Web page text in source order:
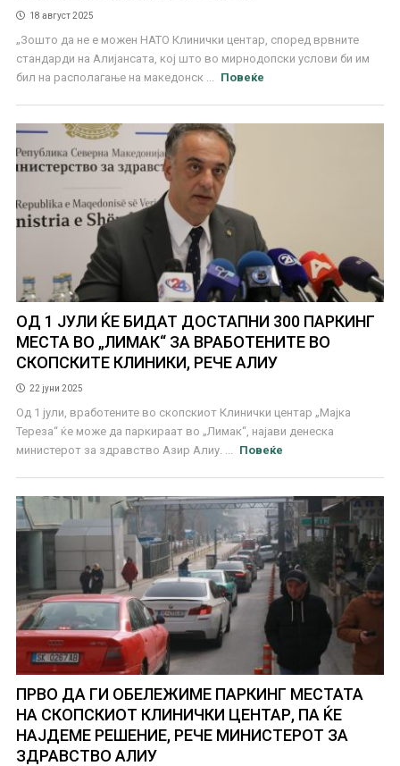
18 август 2025
„Зошто да не е можен НАТО Клинички центар, според врвните
стандарди на Алијансата, кој што во мирнодопски услови би им
бил на располагање на македонск ...
Повеќе
ОД 1 ЈУЛИ ЌЕ БИДАТ ДОСТАПНИ 300 ПАРКИНГ
МЕСТА ВО „ЛИМАК“ ЗА ВРАБОТЕНИТЕ ВО
СКОПСКИТЕ КЛИНИКИ, РЕЧЕ АЛИУ
22 јуни 2025
Од 1 јули, вработените во скопскиот Клинички центар „Мајка
Тереза“ ќе може да паркираат во „Лимак“, најави денеска
министерот за здравство Азир Алиу. ...
Повеќе
ПРВО ДА ГИ ОБЕЛЕЖИМЕ ПАРКИНГ МЕСТАТА
НА СКОПСКИОТ КЛИНИЧКИ ЦЕНТАР, ПА ЌЕ
НАЈДЕМЕ РЕШЕНИЕ, РЕЧЕ МИНИСТЕРОТ ЗА
ЗДРАВСТВО АЛИУ